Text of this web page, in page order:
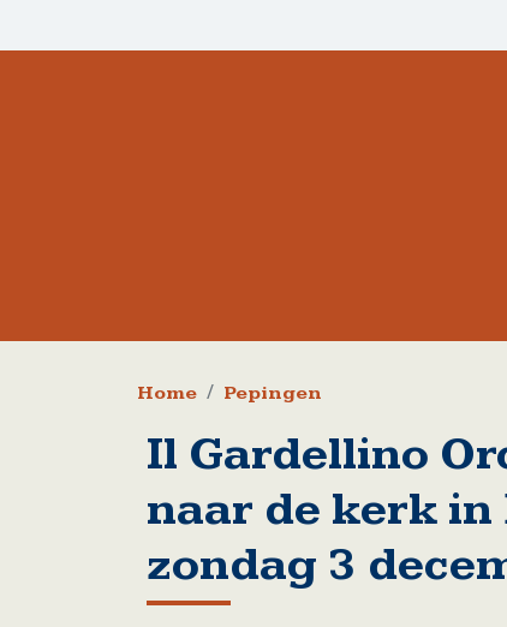
Kruimelpad
Home Pepingen
Il Gardellino
naar de kerk in
zondag 3